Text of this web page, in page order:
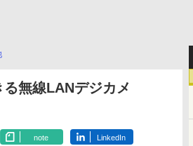
無線LANデジカメ
note LinkedIn